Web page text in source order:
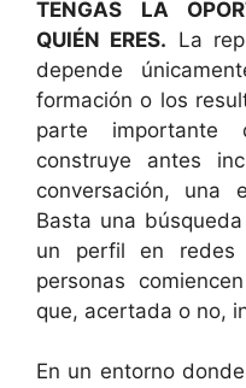
TENGAS LA
QUIÉN ERES. La
depende
formación o los
parte importante
construye antes
conversación, una
Basta una
un perfil en redes
personas
que, acertada o no,
En un entorno